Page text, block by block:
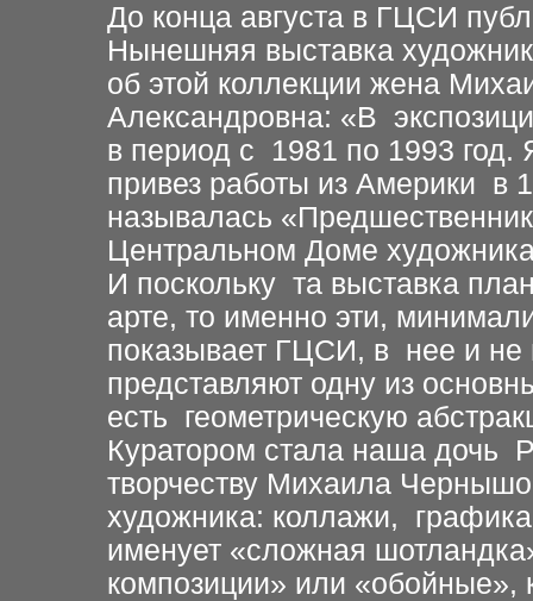
До конца августа в ГЦСИ
Нынешняя выставка
об этой коллекции жена
Александровна: «В
в период с 1981 по 1993
привез работы из Америки в
называлась
Центральном Доме
И поскольку та выставка
арте, то именно эти,
показывает ГЦСИ, в нее и
представляют одну из
есть геометрическую
Куратором стала наша дочь
творчеству Михаила
художника: коллажи,
именует «сложная
композиции» или «обойные»,